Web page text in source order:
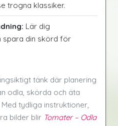
trogna klassiker.
Lär dig
spara din skörd för
tänk där planering
odla, skörda och äta
tydliga instruktioner,
bilder blir Tomater – Odla